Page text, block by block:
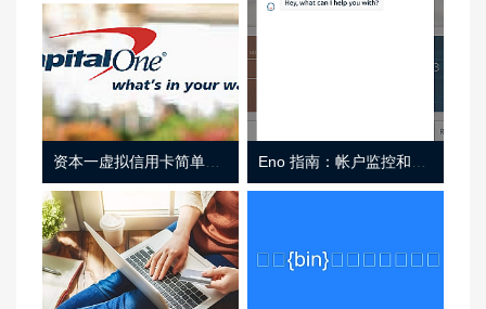
资本一虚拟信用卡简单介绍